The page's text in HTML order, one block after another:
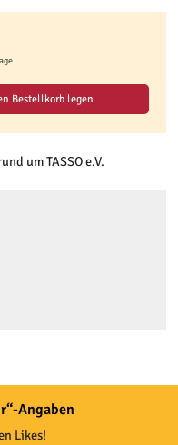
Bestellkorb legen
um TASSO e.V.
Angaben
Likes!